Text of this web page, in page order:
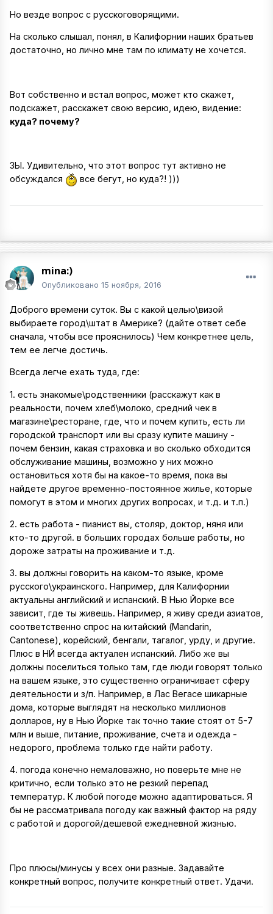
Но везде вопрос с русскоговорящими.
На сколько слышал, понял, в Калифорнии наших братьев
достаточно, но лично мне там по климату не хочется.
Вот собственно и встал вопрос, может кто скажет,
подскажет, расскажет свою версию, идею, видение:
куда? почему?
ЗЫ. Удивительно, что этот вопрос тут активно не
обсуждался
все бегут, но куда?! )))
mina:)
Опубликовано 15 ноября, 2016
Доброго времени суток. Вы с какой целью\визой
выбираете город\штат в Америке? (дайте ответ себе
сначала, чтобы все прояснилось) Чем конкретнее цель,
тем ее легче достичь.
Всегда легче ехать туда, где:
1. есть знакомые\родственники (расскажут как в
реальности, почем хлеб\молоко, средний чек в
магазине\ресторане, где, что и почем купить, есть ли
городской транспорт или вы сразу купите машину -
почем бензин, какая страховка и во сколько обходится
обслуживание машины, возможно у них можно
остановиться хотя бы на какое-то время, пока вы
найдете другое временно-постоянное жилье, которые
помогут в этом и многих других вопросах, и т.д. и т.п.)
2. есть работа - пианист вы, столяр, доктор, няня или
кто-то другой. в больших городах больше работы, но
дороже затраты на проживание и т.д.
3. вы должны говорить на каком-то языке, кроме
русского\украинского. Например, для Калифорнии
актуальны английский и испанский. В Нью Йорке все
зависит, где ты живешь. Например, я живу среди азиатов,
соответственно спрос на китайский (Mandarin,
Cantonese), корейский, бенгали, тагалог, урду, и другие.
Плюс в НЙ всегда актуален испанский. Либо же вы
должны поселиться только там, где люди говорят только
на вашем языке, это существенно ограничивает сферу
деятельности и з/п. Например, в Лас Вегасе шикарные
дома, которые выглядят на несколько миллионов
долларов, ну в Нью Йорке так точно такие стоят от 5-7
млн и выше, питание, проживание, счета и одежда -
недорого, проблема только где найти работу.
4. погода конечно немаловажно, но поверьте мне не
критично, если только это не резкий перепад
температур. К любой погоде можно адаптироваться. Я
бы не рассматривала погоду как важный фактор на ряду
с работой и дорогой/дешевой ежедневной жизнью.
Про плюсы/минусы у всех они разные. Задавайте
конкретный вопрос, получите конкретный ответ. Удачи.